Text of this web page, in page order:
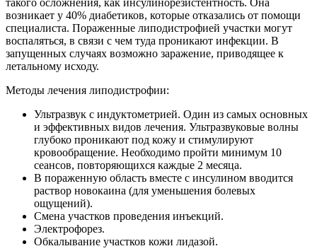
возникает у 40% диабетиков, которые отказались от помощи
специалиста. Пораженные липодистрофией участки могут
воспаляться, в связи с чем туда проникают инфекции. В
запущенных случаях возможно заражение, приводящее к
летальному исходу.
Методы лечения липодистрофии:
Ультразвук с индуктометрией. Один из самых основных
и эффективных видов лечения. Ультразвуковые волны
глубоко проникают под кожу и стимулируют
кровообращение. Необходимо пройти минимум 10
сеансов, повторяющихся каждые 2 месяца.
В пораженную область вместе с инсулином вводится
раствор новокаина (для уменьшения болевых
ощущений).
Смена участков проведения инъекций.
Электрофорез.
Обкалывание участков кожи лидазой.